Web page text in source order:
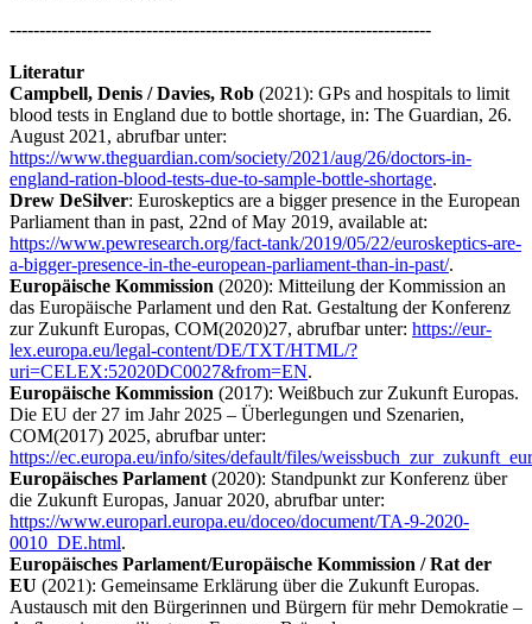
-----------------------------------------------------------------------
Literatur
Campbell, Denis / Davies, Rob (2021): GPs and hospitals to limit
blood tests in England due to bottle shortage, in: The Guardian, 26.
August 2021, abrufbar unter:
https://www.theguardian.com/society/2021/aug/26/doctors-in-
england-ration-blood-tests-due-to-sample-bottle-shortage.
Drew DeSilver: Euroskeptics are a bigger presence in the European
Parliament than in past, 22nd of May 2019, available at:
https://www.pewresearch.org/fact-tank/2019/05/22/euroskeptics-are-
a-bigger-presence-in-the-european-parliament-than-in-past/.
Europäische Kommission (2020): Mitteilung der Kommission an
das Europäische Parlament und den Rat. Gestaltung der Konferenz
zur Zukunft Europas, COM(2020)27, abrufbar unter: https://eur-
lex.europa.eu/legal-content/DE/TXT/HTML/?
uri=CELEX:52020DC0027&from=EN.
Europäische Kommission (2017): Weißbuch zur Zukunft Europas.
Die EU der 27 im Jahr 2025 – Überlegungen und Szenarien,
COM(2017) 2025, abrufbar unter:
https://ec.europa.eu/info/sites/default/files/
Europäisches Parlament (2020): Standpunkt zur Konferenz über
die Zukunft Europas, Januar 2020, abrufbar unter:
https://www.europarl.europa.eu/doceo/document/TA-9-2020-
0010_DE.html.
Europäisches Parlament/Europäische Kommission / Rat der
EU (2021): Gemeinsame Erklärung über die Zukunft Europas.
Austausch mit den Bürgerinnen und Bürgern für mehr Demokratie –